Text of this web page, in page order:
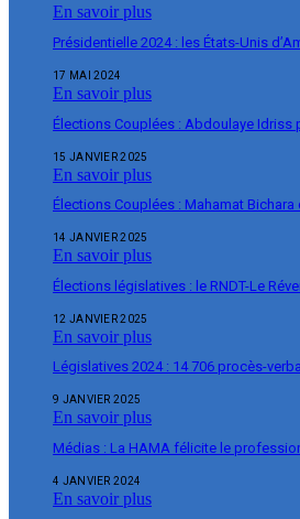
En savoir plus
Présidentielle 2024 : les États-Unis
17 MAI 2024
En savoir plus
Élections Couplées : Abdoulaye
15 JANVIER 2025
En savoir plus
Élections Couplées : Mahamat
14 JANVIER 2025
En savoir plus
Élections législatives : le RNDT-Le
12 JANVIER 2025
En savoir plus
Législatives 2024 : 14 706 procès-
9 JANVIER 2025
En savoir plus
Médias : La HAMA félicite le
4 JANVIER 2024
En savoir plus